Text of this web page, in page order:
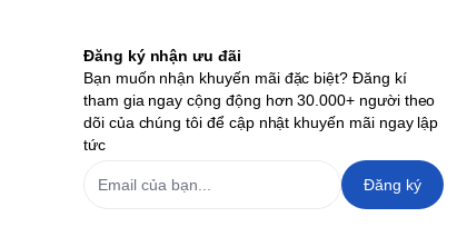
Đăng ký nhận ưu đãi
Bạn muốn nhận khuyến mãi đặc biệt? Đăng kí
tham gia ngay cộng động hơn 30.000+ người theo
dõi của chúng tôi để cập nhật khuyến mãi ngay lập
tức
Đăng ký